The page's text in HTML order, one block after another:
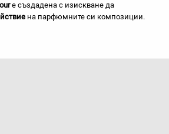
е създадена с изискване да
на парфюмните си композиции.